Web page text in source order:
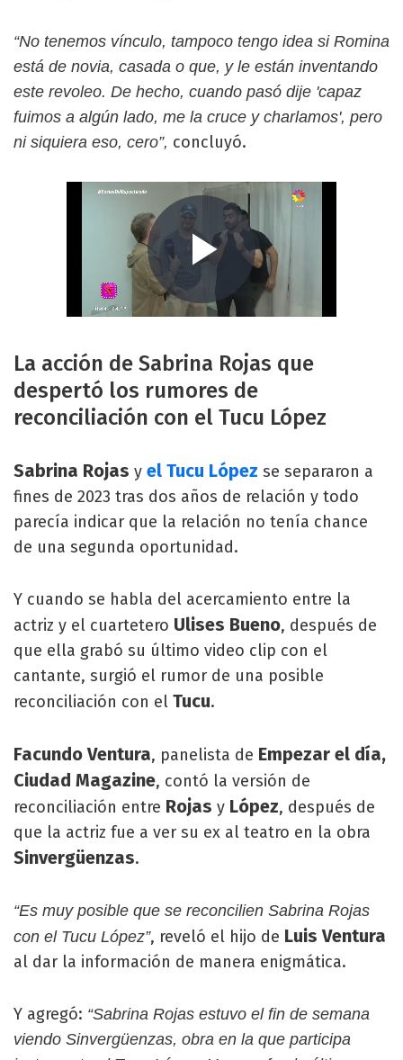
“No tenemos vínculo, tampoco tengo idea si Romina
está de novia, casada o que, y le están inventando
este revoleo. De hecho, cuando pasó dije 'capaz
fuimos a algún lado, me la cruce y charlamos', pero
ni siquiera eso, cero”, concluyó.
La acción de Sabrina Rojas que
despertó los rumores de
reconciliación con el Tucu López
Sabrina Rojas y el Tucu López se separaron a
fines de 2023 tras dos años de relación y todo
parecía indicar que la relación no tenía chance
de una segunda oportunidad.
Y cuando se habla del acercamiento entre la
actriz y el cuartetero Ulises Bueno, después de
que ella grabó su último video clip con el
cantante, surgió el rumor de una posible
reconciliación con el Tucu.
Facundo Ventura, panelista de Empezar el día,
Ciudad Magazine, contó la versión de
reconciliación entre Rojas y López, después de
que la actriz fue a ver su ex al teatro en la obra
Sinvergüenzas.
“Es muy posible que se reconcilien Sabrina Rojas
con el Tucu López”, reveló el hijo de Luis Ventura
al dar la información de manera enigmática.
Y agregó: “Sabrina Rojas estuvo el fin de semana
viendo Sinvergüenzas, obra en la que participa